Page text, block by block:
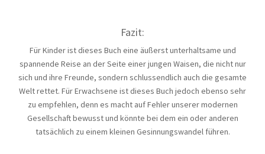
Fazit:
Für Kinder ist dieses Buch eine äußerst unterhaltsame und
spannende Reise an der Seite einer jungen Waisen, die nicht nur
sich und ihre Freunde, sondern schlussendlich auch die gesamte
Welt rettet. Für Erwachsene ist dieses Buch jedoch ebenso sehr
zu empfehlen, denn es macht auf Fehler unserer modernen
Gesellschaft bewusst und könnte bei dem ein oder anderen
tatsächlich zu einem kleinen Gesinnungswandel führen.